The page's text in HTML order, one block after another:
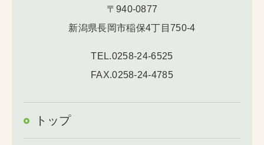
〒940-0877
新潟県長岡市稲保4丁目750-4
TEL.0258-24-6525
FAX.0258-24-4785
トップ